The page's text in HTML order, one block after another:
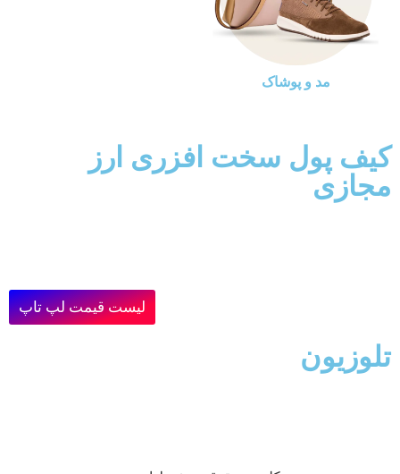
مد و پوشاک
کیف پول سخت افزری ارز
مجازی
لیست قیمت لپ تاپ
تلوزیون